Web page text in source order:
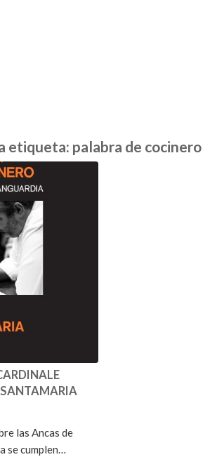
etiqueta: palabra de cocinero
las Ancas de
se cumplen…